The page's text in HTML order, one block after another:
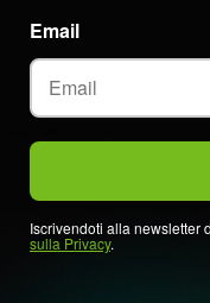
Email
Iscrivendoti alla newsletter
sulla Privacy.